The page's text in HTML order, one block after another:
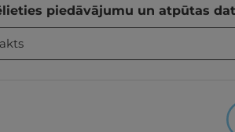
piedāvājumu un atpūtas